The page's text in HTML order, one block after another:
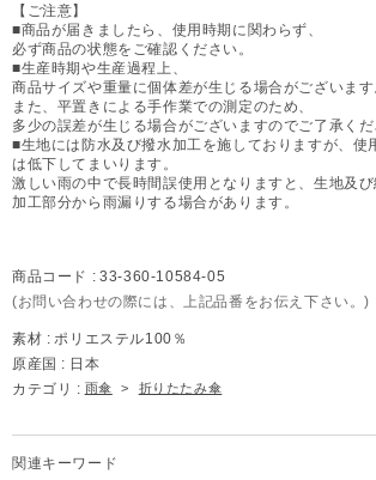
【ご注意】
■商品が届きましたら、使用時期に関わらず、
必ず商品の状態をご確認ください。
■生産時期や生産過程上、
商品サイズや重量に個体差が生じる場合がございます
また、平置きによる手作業での測定のため、
多少の誤差が生じる場合がございますのでご了承くだ
■生地には防水及び撥水加工を施しておりますが、使
は低下してまいります。
激しい雨の中で長時間誤使用となりますと、生地及
加工部分から雨漏りする場合があります。
商品コード : 33-360-10584-05
(お問い合わせの際には、上記品番をお伝え下さい。)
素材 : ポリエステル100％
原産国 : 日本
カテゴリ : 雨傘 > 折りたたみ傘
関連キーワード